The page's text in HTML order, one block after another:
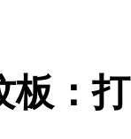
板：